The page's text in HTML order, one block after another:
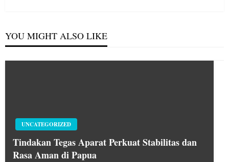
YOU MIGHT ALSO LIKE
UNCATEGORIZED
Tindakan Tegas Aparat Perkuat Stabilitas dan
Rasa Aman di Papua